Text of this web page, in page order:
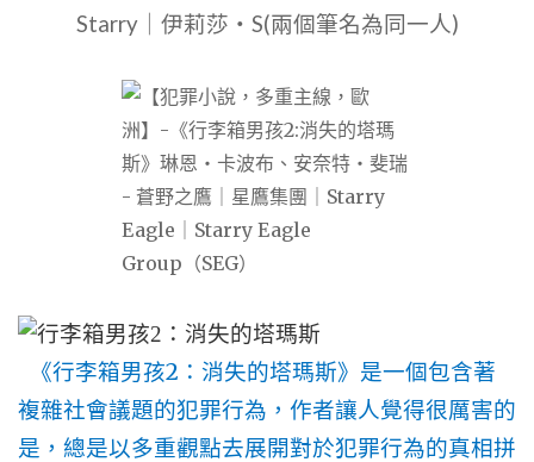
Starry｜伊莉莎・S(兩個筆名為同一人)
《行李箱男孩2 ：消失的塔瑪斯》是一個包含著
複雜社會議題的犯罪行為，作者讓人覺得很厲害的
是，總是以多重觀點去展開對於犯罪行為的真相拼